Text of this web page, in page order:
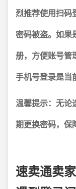
烈推荐使用扫
密码被盗。如果
册，方便账号管
手机号登录是当
温馨提示： 无论
期更换密码，保
速卖通卖